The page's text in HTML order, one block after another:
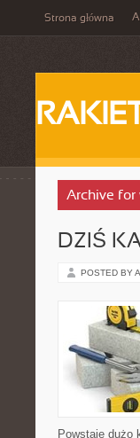
Strona główna
Archive for
DZIŚ
POSTED BY
Powstaje dużo